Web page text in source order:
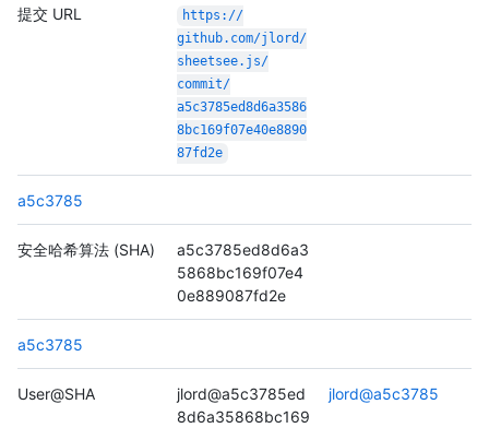
提交 URL https://
github.com/jlord/
sheetsee.js/
commit/
a5c3785ed8d6a3586
8bc169f07e40e8890
87fd2e
a5c3785
安全哈希算法 (SHA)
a5c3785ed8d6a3
5868bc169f07e4
0e889087fd2e
a5c3785
User@SHA
jlord@a5c3785ed
8d6a35868bc169
jlord@a5c3785